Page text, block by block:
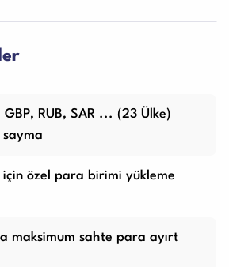
GBP, RUB, SAR ... (23 Ülke)
sayma
için özel para birimi yükleme
maksimum sahte para ayırt